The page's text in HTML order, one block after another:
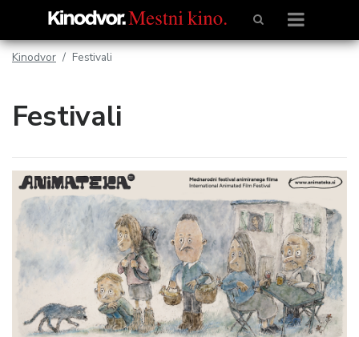
Kinodvor Festivali
Festivali